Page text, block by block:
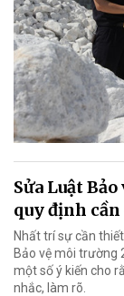
Sửa Luật
quy định
Nhất trí sự cần
Bảo vệ môi trường
một số ý kiến cho
nhắc, làm rõ.